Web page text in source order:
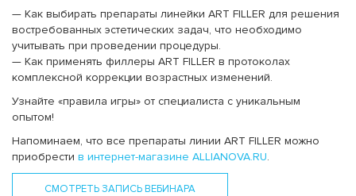
— Как выбирать препараты линейки ART FILLER для решения
востребованных эстетических задач, что необходимо
учитывать при проведении процедуры.
— Как применять филлеры ART FILLER в протоколах
комплексной коррекции возрастных изменений.
Узнайте «правила игры» от специалиста с уникальным
опытом!
Напоминаем, что все препараты линии ART FILLER можно
приобрести в интернет-магазине ALLIANOVA.RU.
СМОТРЕТЬ ЗАПИСЬ ВЕБИНАРА